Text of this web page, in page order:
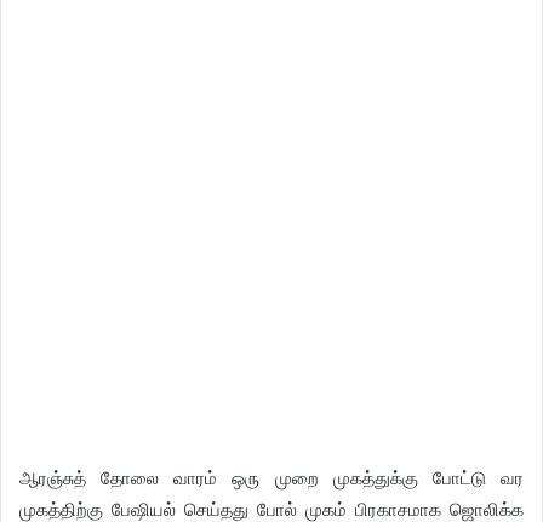
ஆரஞ்சுத் தோலை வாரம் ஒரு முறை முகத்துக்கு போட்டு வர
முகத்திற்கு பேஷியல் செய்தது போல் முகம் பிரகாசமாக ஜொலிக்க